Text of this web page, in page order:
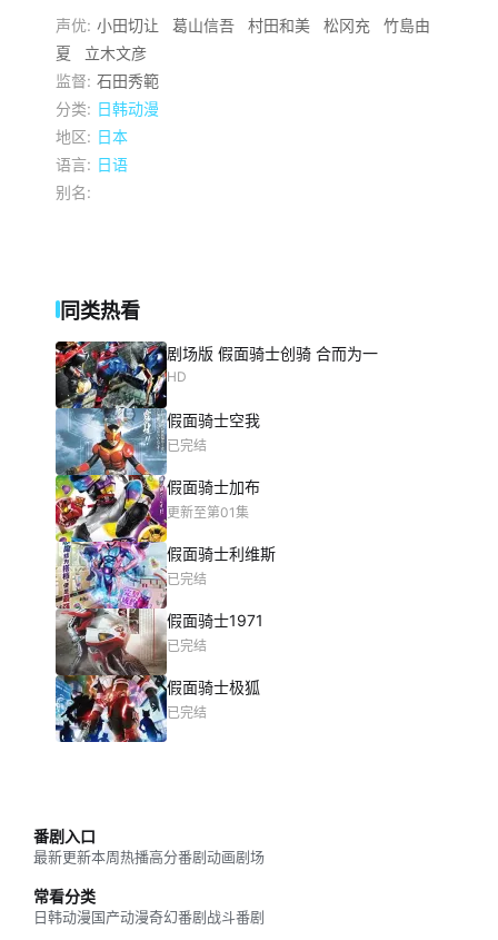
声优: 小田切让 葛山信吾 村田和美 松冈充
竹島由
夏
立木文彦
监督: 石田秀範
分类: 日韩动漫
地区: 日本
语言: 日语
别名:
同类热看
剧场版 假面骑士创骑 合而为一
HD
假面骑士空我
已完结
假面骑士加布
更新至第01集
假面骑士利维斯
已完结
假面骑士1971
已完结
假面骑士极狐
已完结
番剧入口
最新更新本周热播高分番剧动画剧场
常看分类
日韩动漫国产动漫奇幻番剧战斗番剧